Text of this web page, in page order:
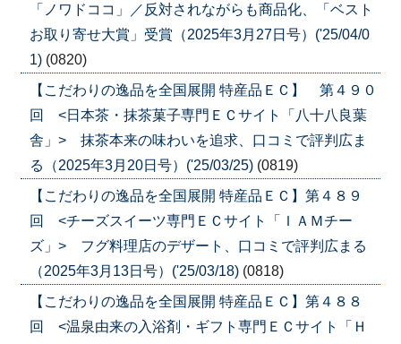
「ノワドココ」／反対されながらも商品化、「ベスト
お取り寄せ大賞」受賞（2025年3月27日号）('25/04/0
1) (0820)
【こだわりの逸品を全国展開 特産品ＥＣ】 第４９０
回 <日本茶・抹茶菓子専門ＥＣサイト「八十八良葉
舎」> 抹茶本来の味わいを追求、口コミで評判広ま
る（2025年3月20日号）('25/03/25) (0819)
【こだわりの逸品を全国展開 特産品ＥＣ】第４８９
回 <チーズスイーツ専門ＥＣサイト「ＩＡＭチー
ズ」> フグ料理店のデザート、口コミで評判広まる
（2025年3月13日号）('25/03/18) (0818)
【こだわりの逸品を全国展開 特産品ＥＣ】第４８８
回 <温泉由来の入浴剤・ギフト専門ＥＣサイト「Ｈ